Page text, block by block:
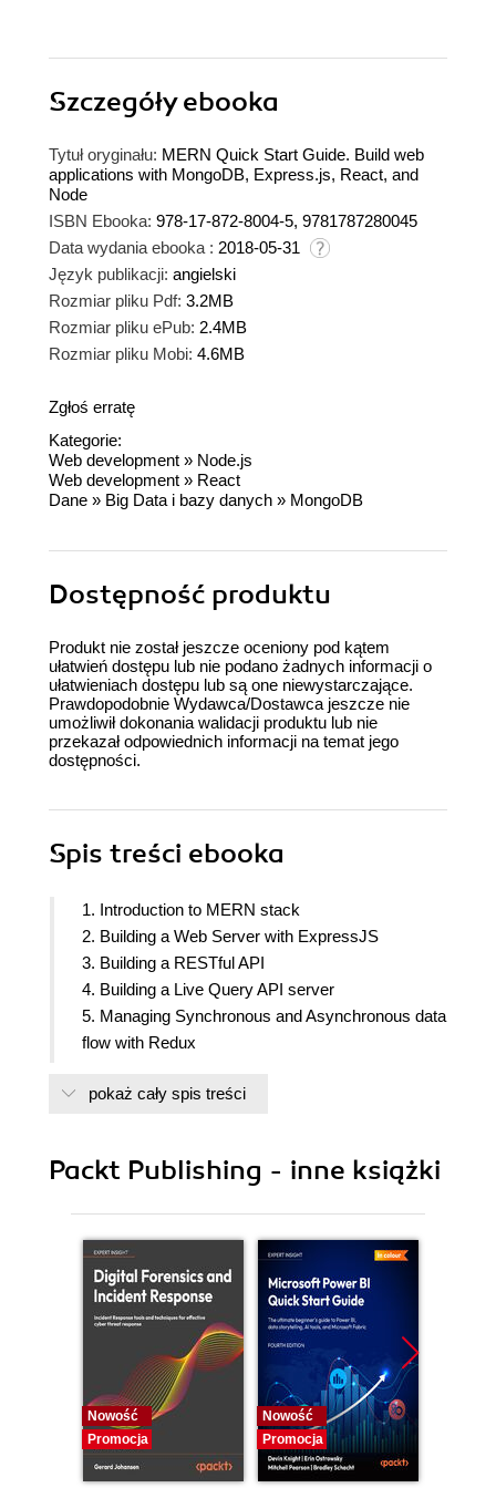
Szczegółyebooka
Tytuł oryginału: MERN Quick Start Guide. Build web
applications with MongoDB, Express.js, React, and
Node
ISBN Ebooka: 978-17-872-8004-5, 9781787280045
Data wydania ebooka : 2018-05-31
Język publikacji: angielski
Rozmiar pliku Pdf: 3.2MB
Rozmiar pliku ePub: 2.4MB
Rozmiar pliku Mobi: 4.6MB
Zgłoś erratę
Kategorie:
Web development » Node.js
Web development » React
Dane » Big Data i bazy danych » MongoDB
Dostępność produktu
Produkt nie został jeszcze oceniony pod kątem
ułatwień dostępu lub nie podano żadnych informacji o
ułatwieniach dostępu lub są one niewystarczające.
Prawdopodobnie Wydawca/Dostawca jeszcze nie
umożliwił dokonania walidacji produktu lub nie
przekazał odpowiednich informacji na temat jego
dostępności.
Spis treści ebooka
1. Introduction to MERN stack
2. Building a Web Server with ExpressJS
3. Building a RESTful API
4. Building a Live Query API server
5. Managing Synchronous and Asynchronous data
flow with Redux
pokaż cały spis treści
Packt Publishing - inne książki
Nowość
Promocja
Nowość
Promocja